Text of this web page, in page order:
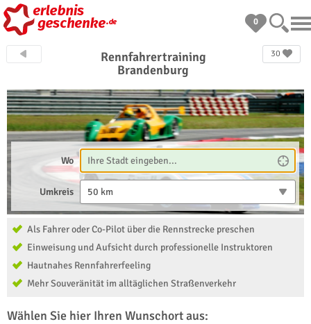
0
30
Rennfahrertraining
Brandenburg
Wo
Umkreis 50 km
Als Fahrer oder Co-Pilot über die Rennstrecke preschen
Einweisung und Aufsicht durch professionelle Instruktoren
Hautnahes Rennfahrerfeeling
Mehr Souveränität im alltäglichen Straßenverkehr
Wählen Sie hier Ihren Wunschort aus: